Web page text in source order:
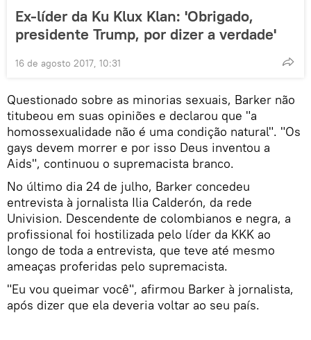
Ex-líder da Ku Klux Klan: 'Obrigado,
presidente Trump, por dizer a verdade'
16 de agosto 2017, 10:31
Questionado sobre as minorias sexuais, Barker não
titubeou em suas opiniões e declarou que "a
homossexualidade não é uma condição natural". "Os
gays devem morrer e por isso Deus inventou a
Aids", continuou o supremacista branco.
No último dia 24 de julho, Barker concedeu
entrevista à jornalista Ilia Calderón, da rede
Univision. Descendente de colombianos e negra, a
profissional foi hostilizada pelo líder da KKK ao
longo de toda a entrevista, que teve até mesmo
ameaças proferidas pelo supremacista.
"Eu vou queimar você", afirmou Barker à jornalista,
após dizer que ela deveria voltar ao seu país.